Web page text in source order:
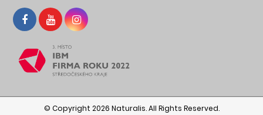
© Copyright 2026 Naturalis. All Rights Reserved.